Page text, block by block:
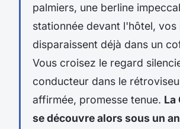
palmiers, une berline
stationnée devant l'hôtel, vos
disparaissent déjà dans un
Vous croisez le regard
conducteur dans le
affirmée, promesse tenue. La
se découvre alors sous un